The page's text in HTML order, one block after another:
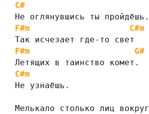
C#
Не оглянувшись ты пройдёшь.
F#m
C#m
Так исчезает где-то свет
F#m
G#
Летящих в таинство комет.
C#m
Не узнаёшь.
Мелькало столько лиц вокруг